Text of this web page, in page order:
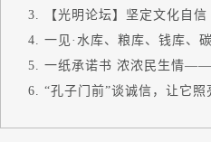
【光明论坛】坚定文化自
一见·水库、粮库、钱库、
一纸承诺书 浓浓民生情
“孔子门前”谈诚信，让它